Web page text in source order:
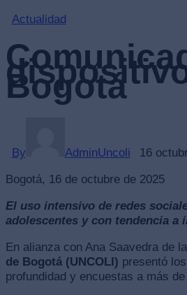
Actualidad
Bogotá
By AdminUncoli 16
Bogotá, 16 de octubre de 2025
El uso intensivo de redes
adolescentes y con tendencia a
En alianza con Ana Saavedra de la
de Bogotá (UNCOLI) presentó
profundidad y encuestas a más